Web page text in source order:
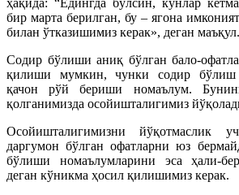
ҳақида: “Ёдингда бўлсин, кунлар
бир марта берилган, бу – ягона
билан ўтказишимиз керак», деган маъқул.
Содир бўлиши аниқ бўлган бало-
қилиши мумкин, чунки содир бўлиш
қачон рўй бериши номаълум.
қолганимизда осойишталигимиз
Осойишталигимизни йўқотмаслик
даргумон бўлган офатларни юз
бўлиши номаълумларини эса ҳали-
деган кўникма ҳосил қилишимиз керак.